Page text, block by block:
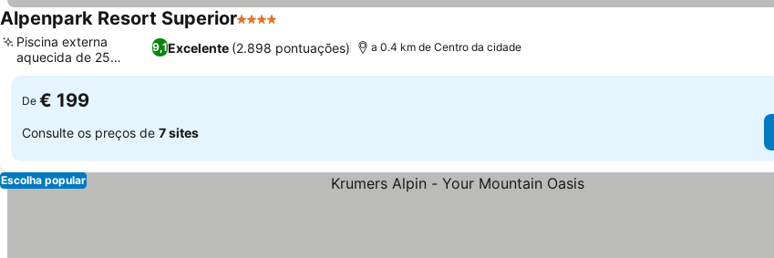
Alpenpark Resort Superior4 Estrelas
9,1Excelente (2.898 pontuações)
Piscina externa
aquecida de 25
metros
a 0.4 km de Centro da cidade
De € 199
Consulte os preços de 7 sites
Escolha popular